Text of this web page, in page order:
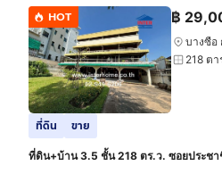
HOT ฿
บางซื่อ
218 ตา
ที่ดิน ขาย
ที่ดิน+บ้าน 3.5 ชั้น 218 ตร.ว. ซอยประช